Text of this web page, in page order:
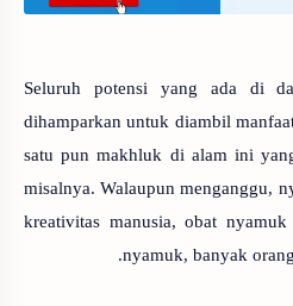
Seluruh potensi yang ada di
dihamparkan untuk diambil
satu pun makhluk di alam ini
misalnya. Walaupun menganggu,
kreativitas manusia, obat
nyamuk, banyak